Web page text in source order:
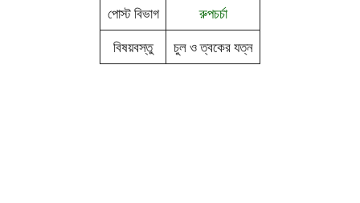
পোস্ট বিভাগ
রুপচর্চা
বিষয়বস্তু
চুল ও ত্বকের যত্ন